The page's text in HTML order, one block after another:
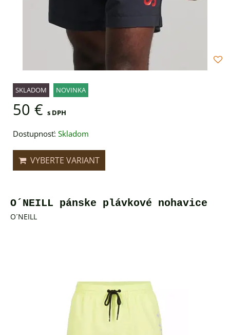
SKLADOM NOVINKA
50 € s DPH
Dostupnosť: Skladom
VYBERTE VARIANT
O´NEILL pánske plávkové nohavice
O´NEILL